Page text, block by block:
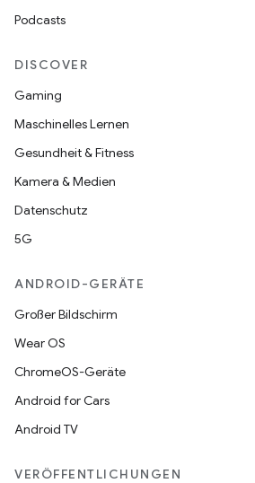
Podcasts
DISCOVER
Gaming
Maschinelles Lernen
Gesundheit & Fitness
Kamera & Medien
Datenschutz
5G
ANDROID-GERÄTE
Großer Bildschirm
Wear OS
ChromeOS-Geräte
Android for Cars
Android TV
VERÖFFENTLICHUNGEN